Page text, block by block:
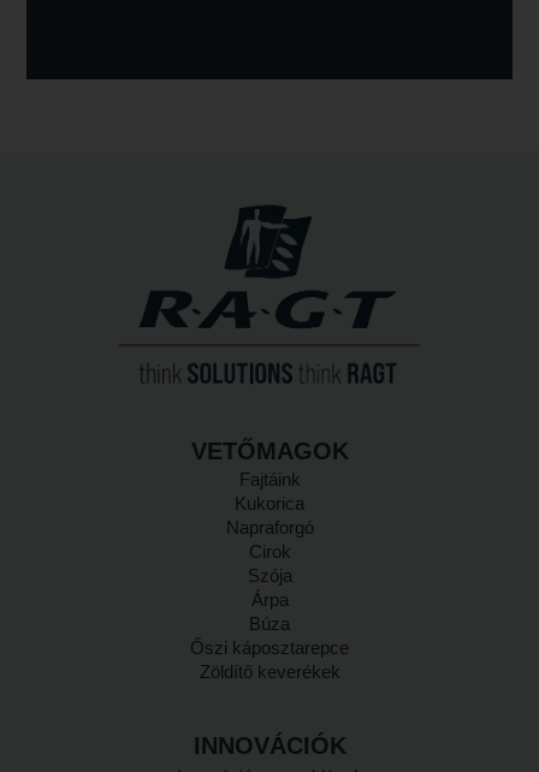
VETŐMAGOK
Fajtáink
Kukorica
Napraforgó
Cirok
Szója
Árpa
Búza
Őszi káposztarepce
Zöldítő keverékek
INNOVÁCIÓK